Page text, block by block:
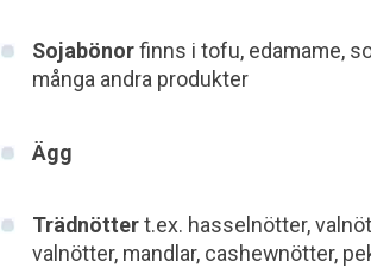
Sojabönorfinns i tofu, edamame,
många andra produkter
Ägg
Trädnöttert.ex. hasselnötter,
valnötter, mandlar, cashewnötter,